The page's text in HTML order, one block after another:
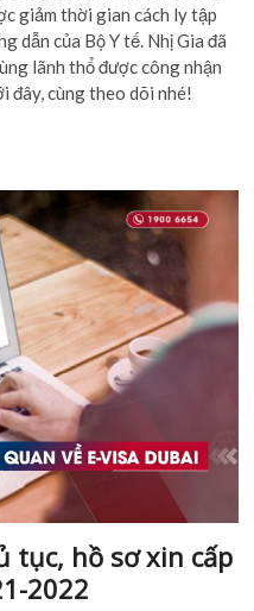
giảm thời gian cách ly tập
dẫn của Bộ Y tế. Nhị Gia đã
lãnh thổ được công nhận
đây, cùng theo dõi nhé!
tục, hồ sơ xin cấp
2022